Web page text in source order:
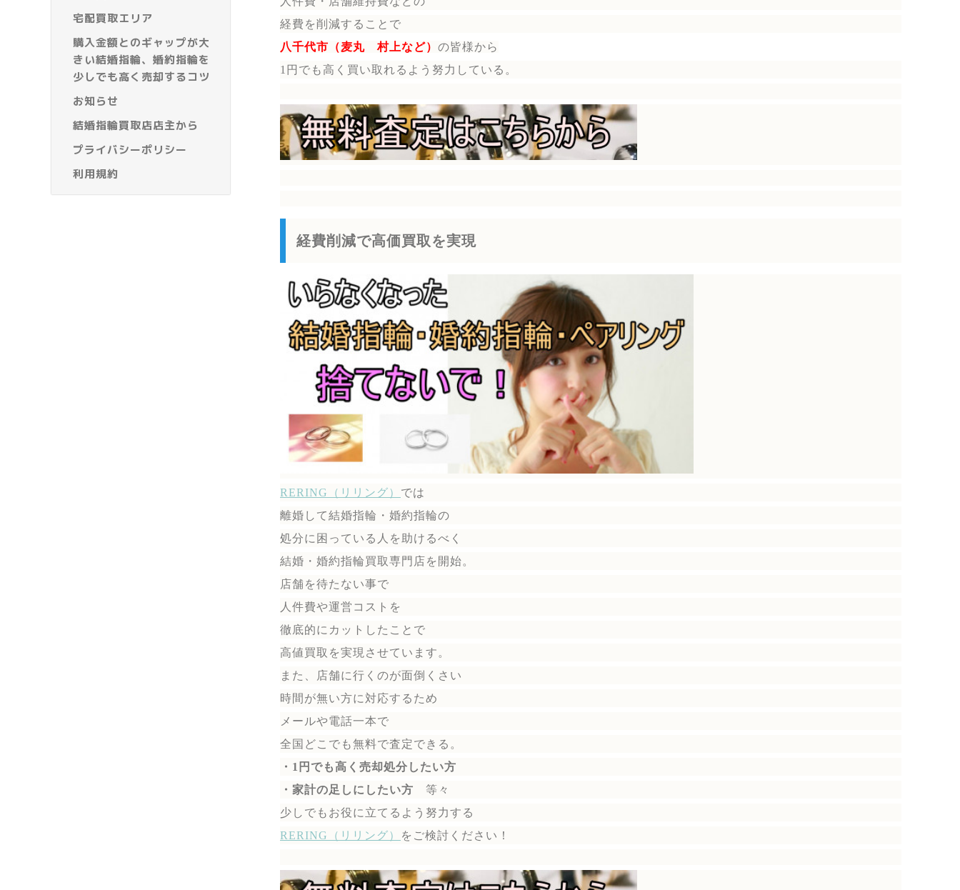
宅配買取エリア
購入金額とのギャップが大
きい結婚指輪、婚約指輪を
少しでも高く売却するコツ
お知らせ
結婚指輪買取店店主から
プライバシーポリシー
利用規約
経費を削減することで
八千代市（麦丸 村上など） の皆様から
1円でも高く買い取れるよう努力している。
経費削減で高価買取を実現
RERING（リリング） では
離婚して結婚指輪・婚約指輪の
処分に困っている人を助けるべく
結婚・婚約指輪買取専門店を開始。
店舗を待たない事で
人件費や運営コストを
徹底的にカットしたことで
高値買取を実現させています。
また、店舗に行くのが面倒くさい
時間が無い方に対応するため
メールや電話一本で
全国どこでも無料で査定できる。
・1円でも高く売却処分したい方
・家計の足しにしたい方 等々
少しでもお役に立てるよう努力する
RERING（リリング）
を ご検討ください！